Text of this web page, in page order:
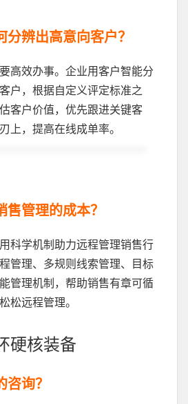
辨出高意向客户？
高效办事。企业用客户智能分
户，根据自定义评定标准之
客户价值，优先跟进关键客
上，提高在线成单率。
管理的成本？
科学机制助力远程管理销售行
管理、多规则线索管理、目标
管理机制，帮助销售有章可循
松远程管理。
硬核装备
询？